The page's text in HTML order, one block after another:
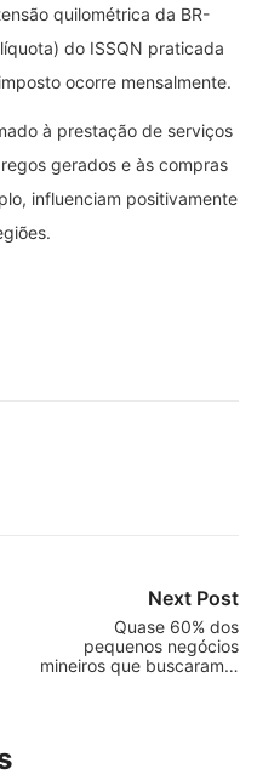
quilométrica da BR-
do ISSQN praticada
ocorre mensalmente.
à prestação de serviços
gerados e às compras
influenciam positivamente
Next Post
Quase 60% dos
pequenos negócios
mineiros que buscaram…